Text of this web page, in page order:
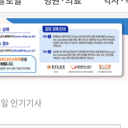
인기기사